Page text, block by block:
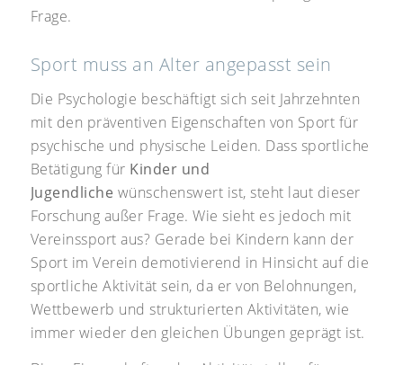
Frage.
Sport muss an Alter angepasst sein
Die Psychologie beschäftigt sich seit Jahrzehnten
mit den präventiven Eigenschaften von Sport für
psychische und physische Leiden. Dass sportliche
Betätigung für Kinder und
Jugendliche wünschenswert ist, steht laut dieser
Forschung außer Frage. Wie sieht es jedoch mit
Vereinssport aus? Gerade bei Kindern kann der
Sport im Verein demotivierend in Hinsicht auf die
sportliche Aktivität sein, da er von Belohnungen,
Wettbewerb und strukturierten Aktivitäten, wie
immer wieder den gleichen Übungen geprägt ist.